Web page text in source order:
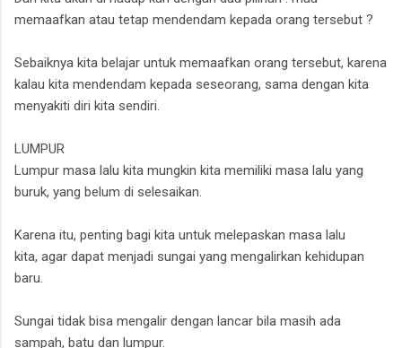
memaafkan atau tetap mendendam kepada orang tersebut ?
Sebaiknya kita belajar untuk memaafkan orang tersebut, karena
kalau kita mendendam kepada seseorang, sama dengan kita
menyakiti diri kita sendiri.
LUMPUR
Lumpur masa lalu kita mungkin kita memiliki masa lalu yang
buruk, yang belum di selesaikan.
Karena itu, penting bagi kita untuk melepaskan masa lalu
kita, agar dapat menjadi sungai yang mengalirkan kehidupan
baru.
Sungai tidak bisa mengalir dengan lancar bila masih ada
sampah, batu dan lumpur.